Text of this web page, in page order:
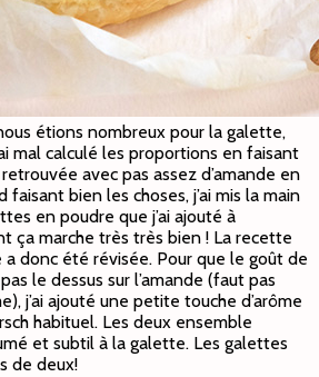
étions nombreux pour la galette,
mal calculé les proportions en faisant
avec pas assez d’amande en
faisant bien les choses, j’ai mis la main
en poudre que j’ai ajouté à
ça marche très très bien ! La recette
donc été révisée. Pour que le goût de
le dessus sur l’amande (faut pas
j’ai ajouté une petite touche d’arôme
habituel. Les deux ensemble
et subtil à la galette. Les galettes
de deux!